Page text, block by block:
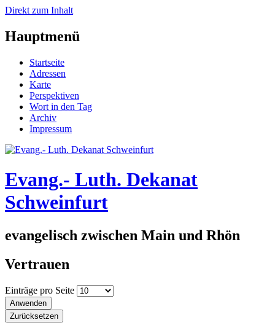
Direkt zum Inhalt
Hauptmenü
Startseite
Adressen
Karte
Perspektiven
Wort in den Tag
Archiv
Impressum
Evang.- Luth. Dekanat
Schweinfurt
evangelisch zwischen Main und Rhön
Vertrauen
Einträge pro Seite